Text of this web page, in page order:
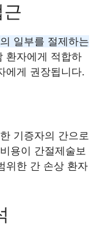
일부를 절제하는
환자에게 적합하
에게 권장됩니다.
기증자의 간으로
용이 간절제술보
위한 간 손상 환자